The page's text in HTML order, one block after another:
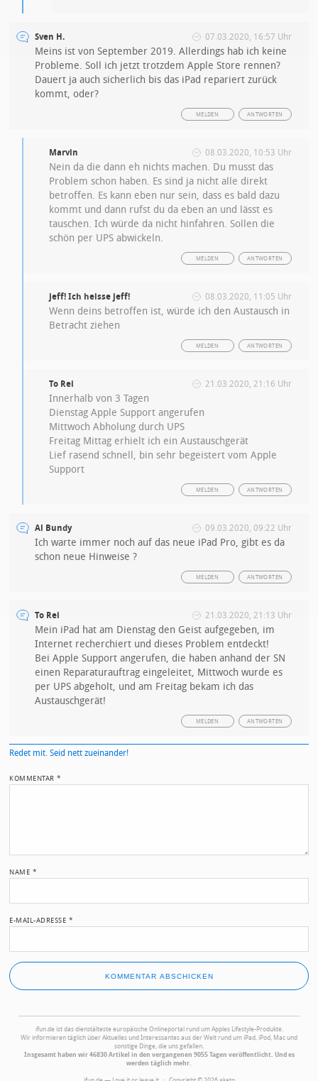
Sven H. 07.03.2020, 16:57 Uhr
Meins ist von September 2019. Allerdings hab ich keine
Probleme. Soll ich jetzt trotzdem Apple Store rennen?
Dauert ja auch sicherlich bis das iPad repariert zurück
kommt, oder?
ANTWORTEN
MELDEN
Marvin 08.03.2020, 10:53 Uhr
Nein da die dann eh nichts machen. Du musst das
Problem schon haben. Es sind ja nicht alle direkt
betroffen. Es kann eben nur sein, dass es bald dazu
kommt und dann rufst du da eben an und lässt es
tauschen. Ich würde da nicht hinfahren. Sollen die
schön per UPS abwickeln.
ANTWORTEN
MELDEN
jeff! Ich heisse jeff! 08.03.2020, 11:05 Uhr
Wenn deins betroffen ist, würde ich den Austausch in
Betracht ziehen
ANTWORTEN
MELDEN
To Rei 21.03.2020, 21:16 Uhr
Innerhalb von 3 Tagen
Dienstag Apple Support angerufen
Mittwoch Abholung durch UPS
Freitag Mittag erhielt ich ein Austauschgerät
Lief rasend schnell, bin sehr begeistert vom Apple
Support
ANTWORTEN
MELDEN
Al Bundy 09.03.2020, 09:22 Uhr
Ich warte immer noch auf das neue iPad Pro, gibt es da
schon neue Hinweise ?
ANTWORTEN
MELDEN
To Rei 21.03.2020, 21:13 Uhr
Mein iPad hat am Dienstag den Geist aufgegeben, im
Internet recherchiert und dieses Problem entdeckt!
Bei Apple Support angerufen, die haben anhand der SN
einen Reparaturauftrag eingeleitet, Mittwoch wurde es
per UPS abgeholt, und am Freitag bekam ich das
Austauschgerät!
ANTWORTEN
MELDEN
Redet mit. Seid nett zueinander!
KOMMENTAR*
NAME *
E-MAIL-ADRESSE *
ifun.de ist das dienstälteste europäische Onlineportal rund um Apples Lifestyle-Produkte.
Wir informieren täglich über Aktuelles und Interessantes aus der Welt rund um iPad, iPod, Mac und
sonstige Dinge, die uns gefallen.
Insgesamt haben wir 46830 Artikel in den vergangenen 9055 Tagen veröffentlicht. Und es
werden täglich mehr.